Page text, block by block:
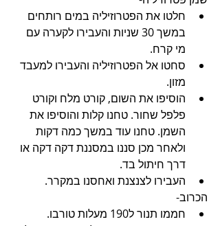
חלטו את הפטרוזיליה במים רותחים
במשך 30 שניות והעבירו לקערה עם
מי קרח.
סחטו אל הפטרוזיליה והעבירו למעבד
מזון.
הוסיפו את השום, קורט מלח וקורט
פלפל שחור. טחנו קלות והוסיפו את
השמן. טחנו עוד במשך כמה דקות
ולאחר מכן סננו במסננת דקה דקה או
דרך חיתול בד.
העבירו לצנצנת ואחסנו במקרר.
הכרוב-
חממו תנור ל190 מעלות טורבו.